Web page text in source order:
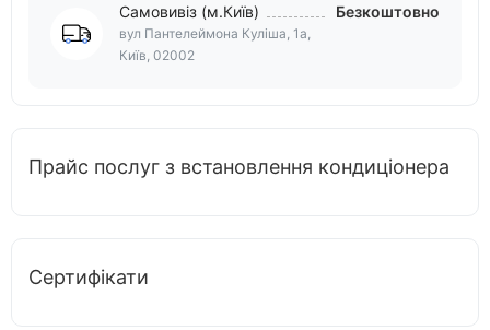
Самовивіз (м.Київ)
вул Пантелеймона Куліша, 1а,
Київ, 02002
Безкоштовно
Прайс послуг з встановлення кондиціонера
Сертифікати